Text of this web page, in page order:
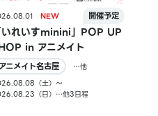
いれいすminini」POP UP
in アニメイト
アニメイト名古屋
…他
（土）〜
（日）…他3日程